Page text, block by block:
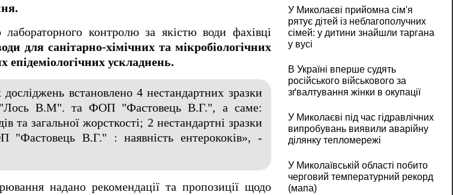
контролю за якістю води фахівці
для санітарно-хімічних та мікробіологічних
ускладнень.
встановлено 4 нестандартних зразки
"Лось В.М". та ФОП "Фастовець В.Г.", а саме:
та загальної жорсткості; 2 нестандартні зразки
"Фастовець В.Г." : наявність ентерококів», -
надано рекомендації та пропозиції щодо
У Миколаєві прийомна сім'я
рятує дітей із неблагополучних
сімей: у дитини знайшли таргана
у вусі
В Україні вперше судять
російського військового за
зґвалтування жінки в окупації
У Миколаєві під час гідравлічних
випробувань виявили аварійну
ділянку тепломережі
У Миколаївській області побито
черговий температурний рекорд
(мапа)